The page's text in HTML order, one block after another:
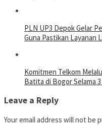
PLN UP3 Depok Gelar
Guna Pastikan Layanan
Komitmen Telkom
Batita di Bogor Selama
Leave a Reply
Your email address will not be